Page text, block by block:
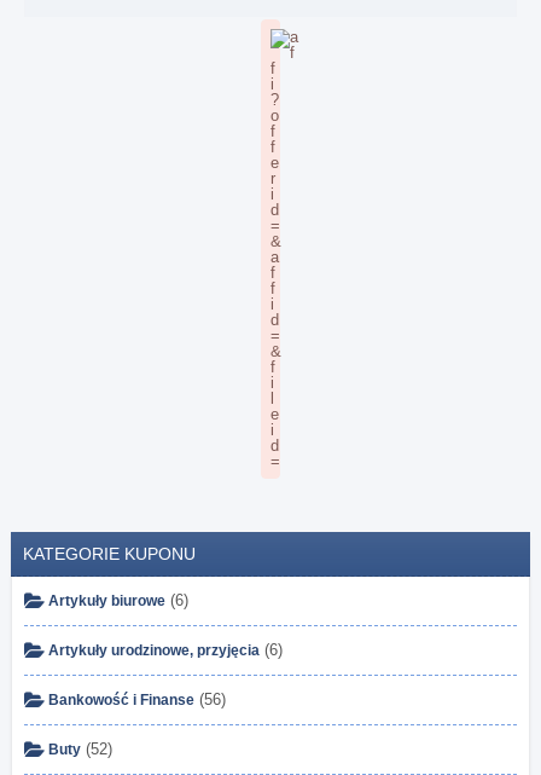
KATEGORIE KUPONU
Artykuły biurowe (6)
Artykuły urodzinowe, przyjęcia (6)
Bankowość i Finanse (56)
Buty (52)